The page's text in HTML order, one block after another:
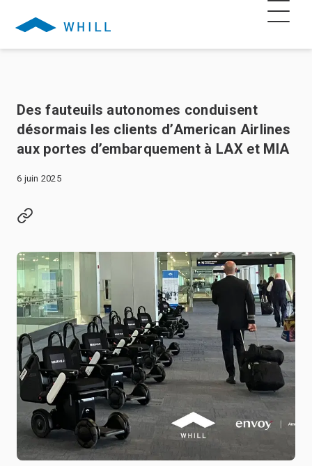
Des fauteuils autonomes conduisent
désormais les clients d’American Airlines
aux portes d’embarquement à LAX et MIA
6 juin 2025